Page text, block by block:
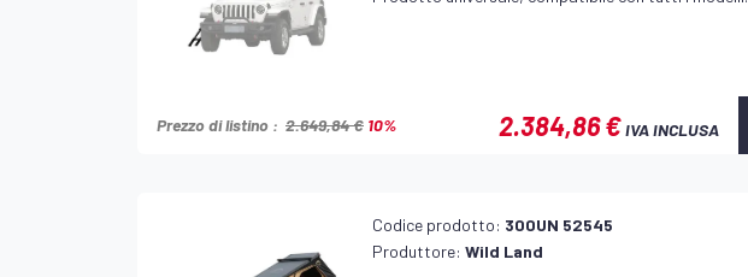
Prezzo di listino : 2.649,84 € 10% 2.384,86 €IVA INCLUSA
Codice prodotto: 300UN 52545
Produttore:Wild Land